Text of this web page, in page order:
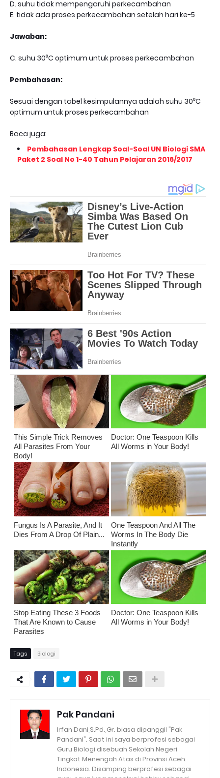
D. suhu tidak mempengaruhi perkecambahan
E. tidak ada proses perkecambahan setelah hari ke-5
Jawaban:
C. suhu 30⁰C optimum untuk proses perkecambahan
Pembahasan:
Sesuai dengan tabel kesimpulannya adalah suhu 30⁰C
optimum untuk proses perkecambahan
Baca juga:
Pembahasan Lengkap Soal-Soal UN Biologi SMA
Paket 2 Soal No 1-40 Tahun Pelajaran 2016/2017
This Simple Trick Removes
All Parasites From Your
Body!
Doctor: One Teaspoon Kills
All Worms in Your Body!
Fungus Is A Parasite, And It
Dies From A Drop Of Plain...
One Teaspoon And All The
Worms In The Body Die
Instantly
Stop Eating These 3 Foods
That Are Known to Cause
Parasites
Doctor: One Teaspoon Kills
All Worms in Your Body!
Tags Biologi
Pak Pandani
Irfan Dani,S.Pd.,Gr. biasa dipanggil "Pak
Pandani". Saat ini saya berprofesi sebagai
Guru Biologi disebuah Sekolah Negeri
Tingkat Menengah Atas di Provinsi Aceh.
Indonesia. Disamping berprofesi sebagai